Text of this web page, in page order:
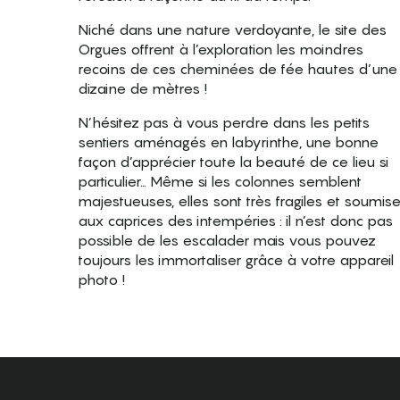
Niché dans une nature verdoyante, le site des
Orgues offrent à l’exploration les moindres
recoins de ces cheminées de fée hautes d’une
dizaine de mètres !
N’hésitez pas à vous perdre dans les petits
sentiers aménagés en labyrinthe, une bonne
façon d’apprécier toute la beauté de ce lieu si
particulier… Même si les colonnes semblent
majestueuses, elles sont très fragiles et
aux caprices des intempéries : il n’est donc pas
possible de les escalader mais vous pouvez
toujours les immortaliser grâce à votre appareil
photo !